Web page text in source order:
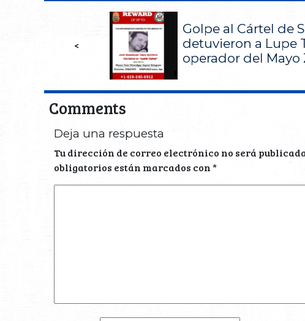
<
Golpe al Cártel de
detuvieron a Lupe
operador del Mayo
Comments
Deja una respuesta
Tu dirección de correo electrónico no será
obligatorios están marcados con*